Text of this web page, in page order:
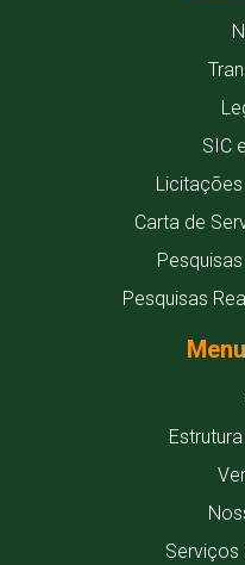
SIC
Carta de
Pesquisas